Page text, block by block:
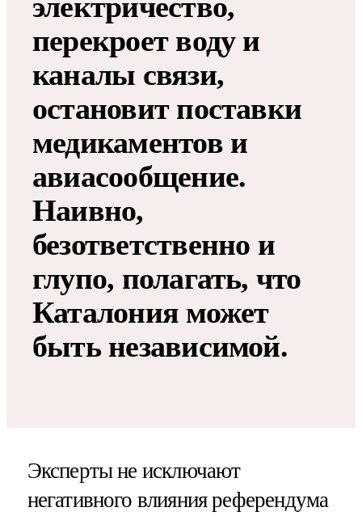
перекроет воду и
каналы связи,
остановит поставки
медикаментов и
авиасообщение.
Наивно,
безответственно и
глупо, полагать, что
Каталония может
быть независимой.
Эксперты не исключают
негативного влияния референдума